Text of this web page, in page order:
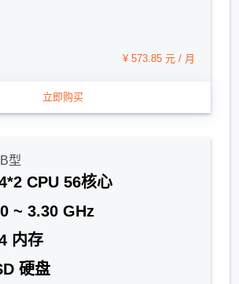
¥ 573.85 元 / 月
立即购买
型
CPU 56核心
~ 3.30 GHz
内存
硬盘